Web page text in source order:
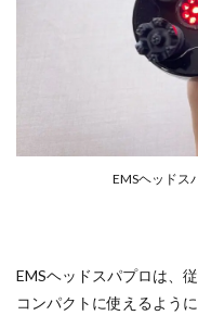
EMSヘッドス
EMSヘッドスパプロは、
コンパクトに使えるように